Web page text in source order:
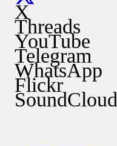
X
Threads
YouTube
Telegram
WhatsApp
Flickr
SoundCloud